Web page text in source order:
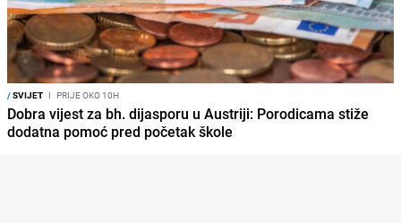
/SVIJET I PRIJE OKO 10H
Dobra vijest za bh. dijasporu u Austriji: Porodicama stiže
dodatna pomoć pred početak škole